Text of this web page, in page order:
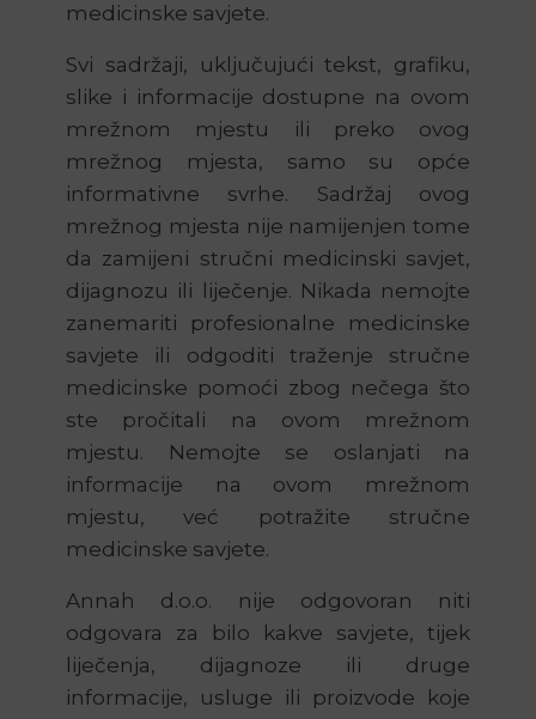
medicinske savjete.
Svi sadržaji, uključujući tekst, grafiku,
slike i informacije dostupne na ovom
mrežnom mjestu ili preko ovog
mrežnog mjesta, samo su opće
informativne svrhe. Sadržaj ovog
mrežnog mjesta nije namijenjen tome
da zamijeni stručni medicinski savjet,
dijagnozu ili liječenje. Nikada nemojte
zanemariti profesionalne medicinske
savjete ili odgoditi traženje stručne
medicinske pomoći zbog nečega što
ste pročitali na ovom mrežnom
mjestu. Nemojte se oslanjati na
informacije na ovom mrežnom
mjestu, već potražite stručne
medicinske savjete.
Annah d.o.o. nije odgovoran niti
odgovara za bilo kakve savjete, tijek
liječenja, dijagnoze ili druge
informacije, usluge ili proizvode koje